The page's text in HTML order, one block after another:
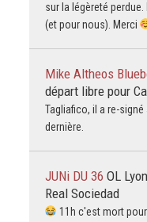
sur la légèreté
(et pour nous). Merci
Mike Altheos
départ libre pour
Tagliafico, il a re-
dernière.
JUNi DU 36 OL
Real Sociedad
11h c'est mort